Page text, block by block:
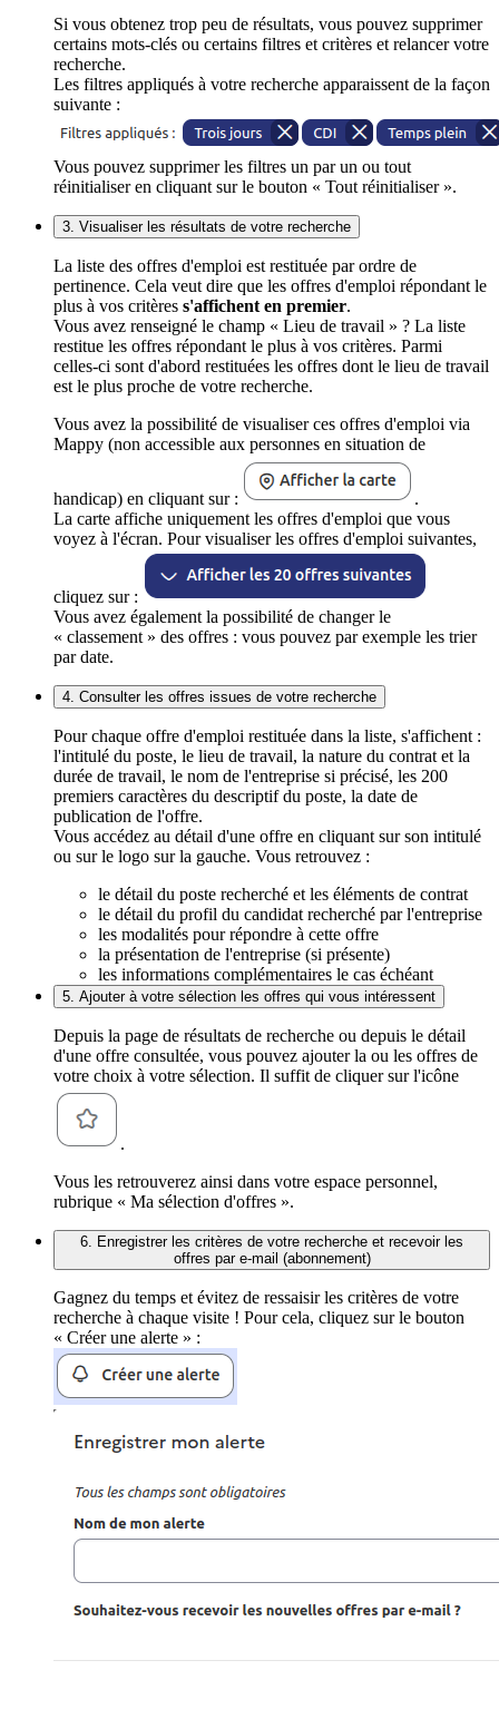
Si vous obtenez trop peu de résultats, vous pouvez supprimer
certains mots-clés ou certains filtres et critères et relancer votre
recherche.
Les filtres appliqués à votre recherche apparaissent de la façon
suivante :
Vous pouvez supprimer les filtres un par un ou tout
réinitialiser en cliquant sur le bouton « Tout réinitialiser ».
3. Visualiser les résultats de votre recherche
La liste des offres d'emploi est restituée par ordre de
pertinence. Cela veut dire que les offres d'emploi répondant le
plus à vos critères s'affichent en premier.
Vous avez renseigné le champ « Lieu de travail » ? La liste
restitue les offres répondant le plus à vos critères. Parmi
celles-ci sont d'abord restituées les offres dont le lieu de travail
est le plus proche de votre recherche.
Vous avez la possibilité de visualiser ces offres d'emploi via
Mappy (non accessible aux personnes en situation de
handicap) en cliquant sur :
.
La carte affiche uniquement les offres d'emploi que vous
voyez à l'écran. Pour visualiser les offres d'emploi suivantes,
cliquez sur :
Vous avez également la possibilité de changer le
« classement » des offres : vous pouvez par exemple les trier
par date.
4. Consulter les offres issues de votre recherche
Pour chaque offre d'emploi restituée dans la liste, s'affichent :
l'intitulé du poste, le lieu de travail, la nature du contrat et la
durée de travail, le nom de l'entreprise si précisé, les 200
premiers caractères du descriptif du poste, la date de
publication de l'offre.
Vous accédez au détail d'une offre en cliquant sur son intitulé
ou sur le logo sur la gauche. Vous retrouvez :
le détail du poste recherché et les éléments de contrat
le détail du profil du candidat recherché par l'entreprise
les modalités pour répondre à cette offre
la présentation de l'entreprise (si présente)
les informations complémentaires le cas échéant
5. Ajouter à votre sélection les offres qui vous intéressent
Depuis la page de résultats de recherche ou depuis le détail
d'une offre consultée, vous pouvez ajouter la ou les offres de
votre choix à votre sélection. Il suffit de cliquer sur l'icône
.
Vous les retrouverez ainsi dans votre espace personnel,
rubrique « Ma sélection d'offres ».
6. Enregistrer les critères de votre recherche et recevoir les
offres par e-mail (abonnement)
Gagnez du temps et évitez de ressaisir les critères de votre
recherche à chaque visite ! Pour cela, cliquez sur le bouton
« Créer une alerte » :